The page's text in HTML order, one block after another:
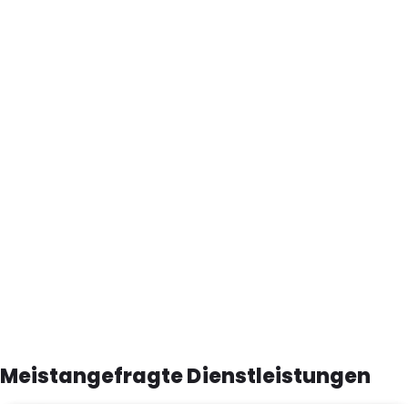
Meistangefragte Dienstleistungen